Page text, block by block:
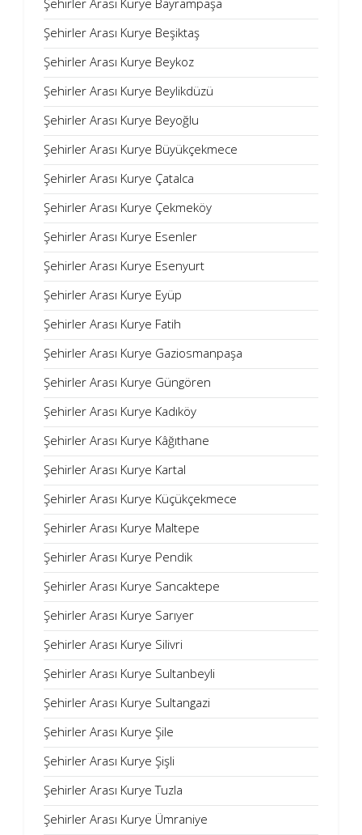
Şehirler Arası Kurye Bayrampaşa
Şehirler Arası Kurye Beşiktaş
Şehirler Arası Kurye Beykoz
Şehirler Arası Kurye Beylikdüzü
Şehirler Arası Kurye Beyoğlu
Şehirler Arası Kurye Büyükçekmece
Şehirler Arası Kurye Çatalca
Şehirler Arası Kurye Çekmeköy
Şehirler Arası Kurye Esenler
Şehirler Arası Kurye Esenyurt
Şehirler Arası Kurye Eyüp
Şehirler Arası Kurye Fatih
Şehirler Arası Kurye Gaziosmanpaşa
Şehirler Arası Kurye Güngören
Şehirler Arası Kurye Kadıköy
Şehirler Arası Kurye Kâğıthane
Şehirler Arası Kurye Kartal
Şehirler Arası Kurye Küçükçekmece
Şehirler Arası Kurye Maltepe
Şehirler Arası Kurye Pendik
Şehirler Arası Kurye Sancaktepe
Şehirler Arası Kurye Sarıyer
Şehirler Arası Kurye Silivri
Şehirler Arası Kurye Sultanbeyli
Şehirler Arası Kurye Sultangazi
Şehirler Arası Kurye Şile
Şehirler Arası Kurye Şişli
Şehirler Arası Kurye Tuzla
Şehirler Arası Kurye Ümraniye